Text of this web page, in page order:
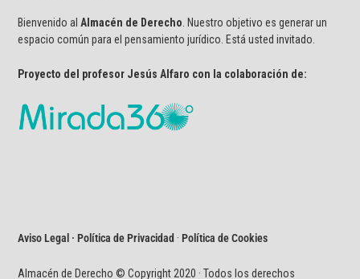
Bienvenido al Almacén de Derecho . Nuestro objetivo es generar un
espacio común para el pensamiento jurídico. Está usted invitado.
Proyecto del profesor Jesús Alfaro con la colaboración de:
Aviso Legal · Política de Privacidad ·Política de Cookies
Almacén de Derecho © Copyright 2020 · Todos los derechos